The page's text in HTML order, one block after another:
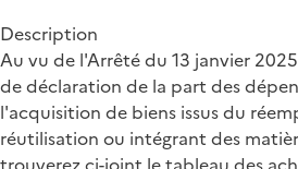
Description
Au vu de l'Arrêté du 13 janvier
de déclaration de la part des
l'acquisition de biens issus du
réutilisation ou intégrant des